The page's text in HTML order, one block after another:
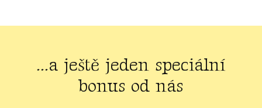
...a ještě jeden speciální
bonus od nás